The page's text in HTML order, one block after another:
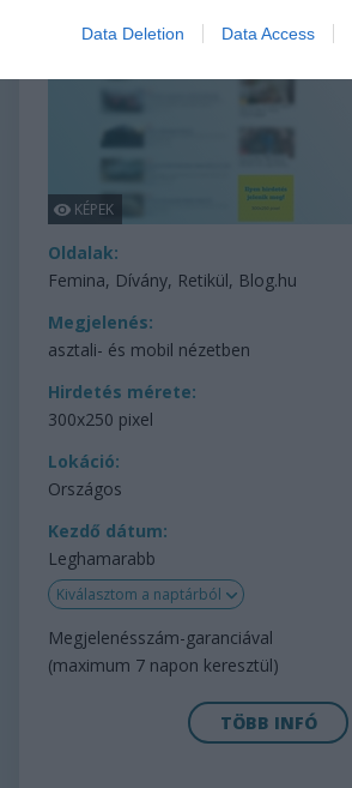
Data Deletion Data Access
Oldalak:
Femina, Dívány, Retikül, Blog.hu
Megjelenés:
asztali- és mobil nézetben
Hirdetés mérete:
300x250 pixel
Lokáció:
Országos
Kezdő dátum:
Leghamarabb
Kiválasztom a naptárból
TÖBB INFÓ
Megjelenésszám-garanciával
(maximum 7 napon keresztül)